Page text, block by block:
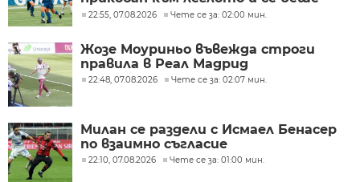
предал
22:55, 07.08.2026 Чете се за: 02:00 мин.
Жозе Моуриньо въвежда строги
правила в Реал Мадрид
22:48, 07.08.2026 Чете се за: 02:07 мин.
Милан се раздели с Исмаел Бенасер
по взаимно съгласие
22:10, 07.08.2026 Чете се за: 01:00 мин.